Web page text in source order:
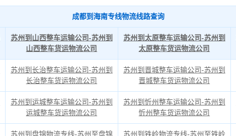
成都到海南专线物流线路查询
苏州到山西整车运输公司-苏州到
山西整车货运物流公司
苏州到太原整车运输公司-苏州到
太原整车货运物流公司
苏州到长治整车运输公司-苏州到
长治整车货运物流公司
苏州到晋城整车运输公司-苏州到
晋城整车货运物流公司
苏州到运城整车运输公司-苏州到
运城整车货运物流公司
苏州到忻州整车运输公司-苏州到
忻州整车货运物流公司
苏州到盘锦物流专线-苏州至盘锦 苏州到铁岭物流专线-苏州至铁岭